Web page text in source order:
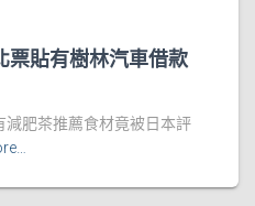
票貼有樹林汽車借款
肥茶推薦食材竟被日本評